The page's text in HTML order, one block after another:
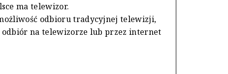
ma telewizor.
odbioru tradycyjnej telewizji,
na telewizorze lub przez internet